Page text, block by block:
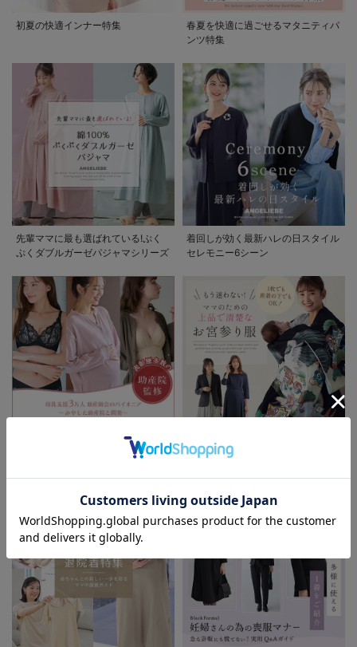
初夏の快適インナー特集
春夏を快適に過ごせるマタニティパ
ンツ特集
先輩ママに最も選ばれている!ぷく
ぷくダブルガーゼパジャマシリーズ
着回しが効く最新ハレの日スタイル
セレモニー6シーン
もう迷わない!!ママのための上品で
お気に入り商品を確認する